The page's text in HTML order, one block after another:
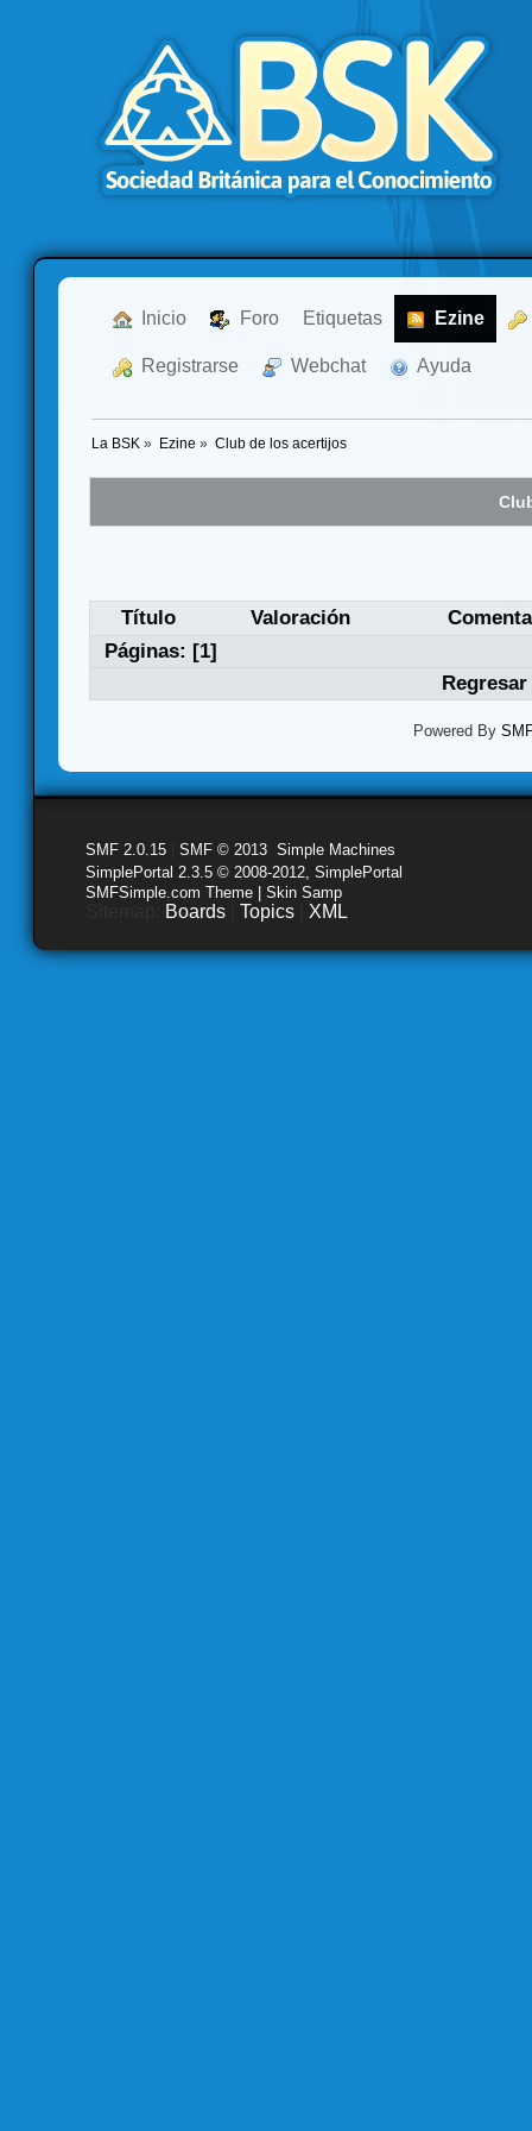
Inicio Foro Etiquetas Ezine
Registrarse Webchat Ayuda
La BSK » Ezine » Club de los acertijos
Título Valoración
Páginas: [1]
Powered By
SMF 2.0.15 SMF © 2013 Simple Machines
SimplePortal 2.3.5 © 2008-2012, SimplePortal
SMFSimple.com Theme | Skin Samp
Boards Topics XML